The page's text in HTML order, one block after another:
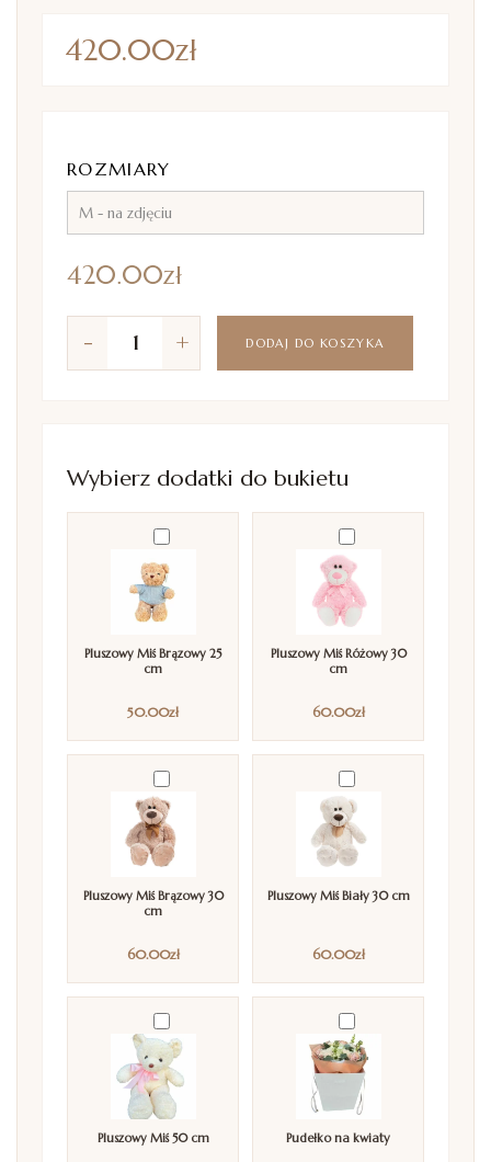
420.00zł
ROZMIARY
420.00zł
+
- DODAJ DO KOSZYKA
Wybierz dodatki do bukietu
Pluszowy Miś Brązowy 25
cm
50.00zł
Pluszowy Miś Różowy 30
cm
60.00zł
Pluszowy Miś Brązowy 30
cm
60.00zł
Pluszowy Miś Biały 30 cm
60.00zł
Pluszowy Miś 50 cm Pudełko na kwiaty